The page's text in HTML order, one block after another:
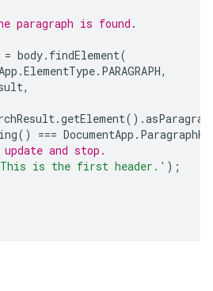
paragraph is found.
= body. findElement(
.ElementType. PARAGRAPH,
,
.getElement().
() === DocumentApp .
and stop.
is the first header.' );